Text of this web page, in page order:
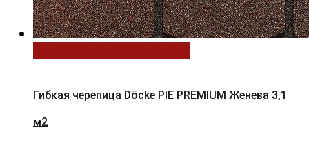
Гибкая черепица Döcke PIE PREMIUM Женева 3,1
м2